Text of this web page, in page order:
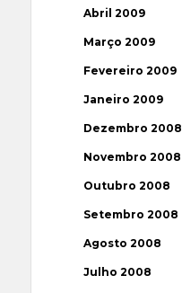
Abril 2009
Março 2009
Fevereiro 2009
Janeiro 2009
Dezembro 2008
Novembro 2008
Outubro 2008
Setembro 2008
Agosto 2008
Julho 2008